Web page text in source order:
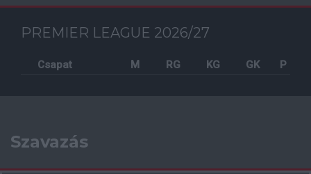
PREMIER LEAGUE 2026/27
Csapat M RG KG GK P
Szavazás